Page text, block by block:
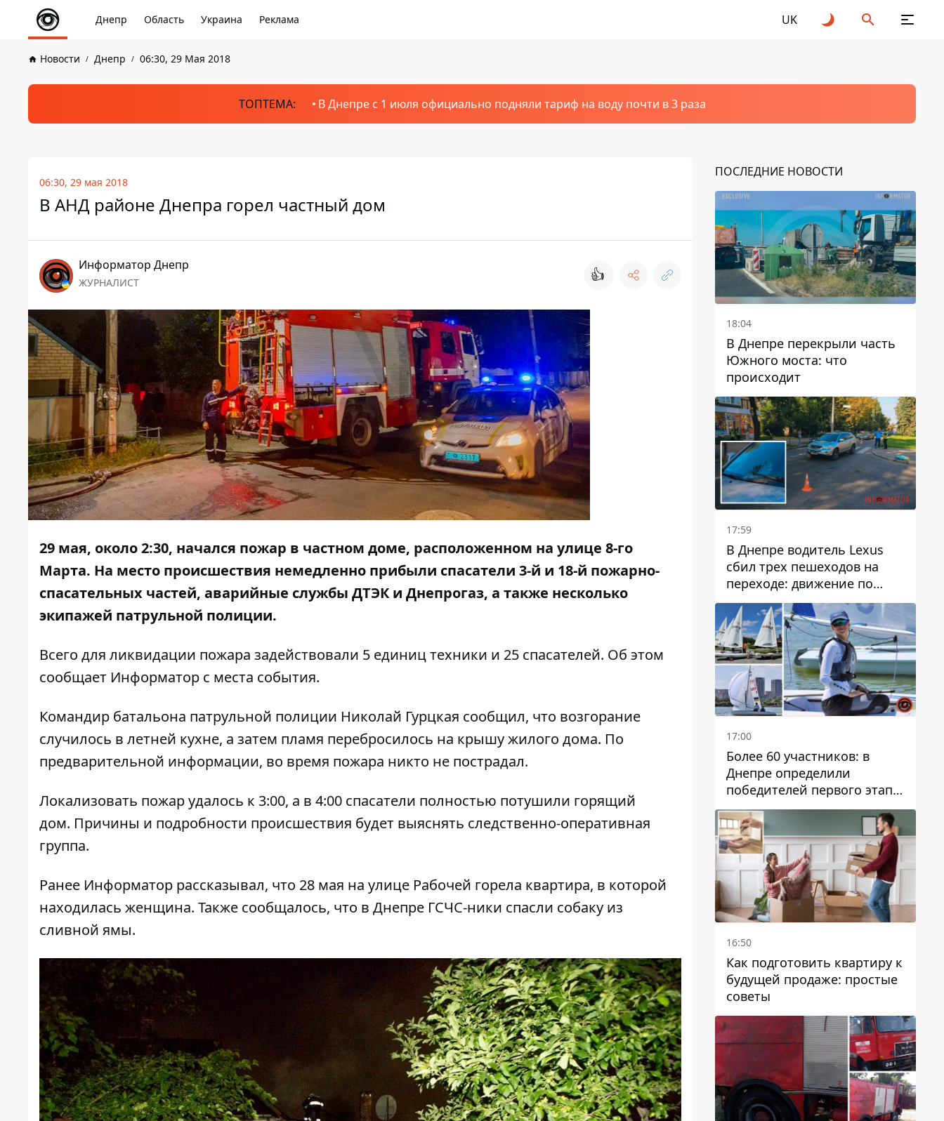
Днепр Область Украина Реклама UK
Новости Днепр 06:30, 29 Мая 2018
ТОПТЕМА: В Днепре с 1 июля официально подняли тариф на воду почти в 3 раза
06:30, 29 мая 2018
В АНД районе Днепра горел частный дом
Информатор Днепр
ЖУРНАЛИСТ 👍
29 мая, около 2:30, начался пожар в частном доме, расположенном на улице 8-го
Марта. На место происшествия немедленно прибыли спасатели 3-й и 18-й пожарно-
спасательных частей, аварийные службы ДТЭК и Днепрогаз, а также несколько
экипажей патрульной полиции.
Всего для ликвидации пожара задействовали 5 единиц техники и 25 спасателей. Об этом
сообщает Информатор с места события.
Командир батальона патрульной полиции Николай Гурцкая сообщил, что возгорание
случилось в летней кухне, а затем пламя перебросилось на крышу жилого дома. По
предварительной информации, во время пожара никто не пострадал.
Локализовать пожар удалось к 3:00, а в 4:00 спасатели полностью потушили горящий
дом. Причины и подробности происшествия будет выяснять следственно-оперативная
группа.
Ранее Информатор рассказывал, что 28 мая на улице Рабочей горела квартира, в которой
находилась женщина. Также сообщалось, что в Днепре ГСЧС-ники спасли собаку из
сливной ямы.
ПОСЛЕДНИЕ НОВОСТИ
18:04
В Днепре перекрыли часть
Южного моста: что
происходит
17:59
В Днепре водитель Lexus
сбил трех пешеходов на
переходе: движение по
проспекту Науки
затруднено
17:00
Более 60 участников: в
Днепре определили
победителей первого этапа
Кубка Украины по
парусному спорту
16:50
Как подготовить квартиру к
будущей продаже: простые
советы